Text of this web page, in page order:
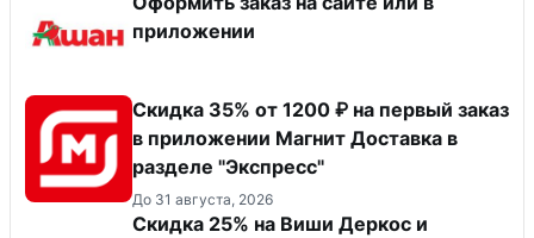
приложении
Скидка 35% от 1200 ₽ на первый заказ
в приложении Магнит Доставка в
разделе "Экспресс"
До 31 августа, 2026
Скидка 25% на Виши Деркос и